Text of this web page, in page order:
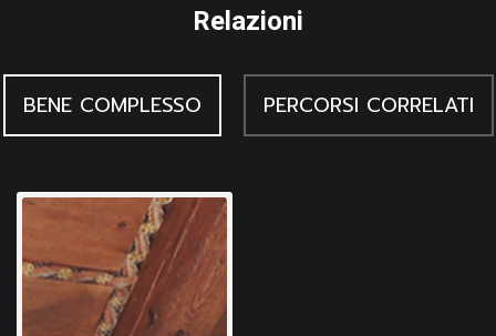
Relazioni
BENE COMPLESSO PERCORSI CORRELATI